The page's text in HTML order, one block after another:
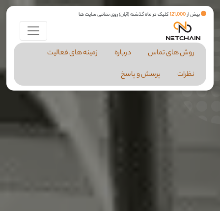
بیش از121,000کلیک در ماه گذشته (آبان) روی تمامی سایت ها
روش های تماس درباره
زمینه های فعالیت
نظرات
پرسش و پاسخ